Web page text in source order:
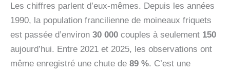
Les chiffres parlent d’eux-mêmes. Depuis les années
1990, la population francilienne de moineaux friquets
est passée d’environ 30 000 couples à seulement 150
aujourd’hui. Entre 2021 et 2025, les observations ont
même enregistré une chute de 89 %. C’est une